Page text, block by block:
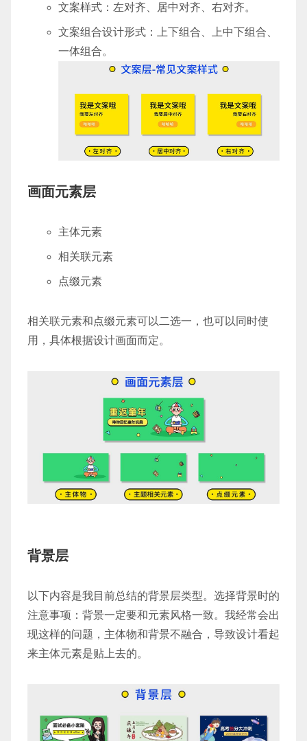
文案样式：左对齐、居中对齐、右对齐。
文案组合设计形式：上下组合、上中下组合、
一体组合。
画面元素层
主体元素
相关联元素
点缀元素
相关联元素和点缀元素可以二选一，也可以同时使
用，具体根据设计画面而定。
背景层
以下内容是我目前总结的背景层类型。选择背景时的
注意事项：背景一定要和元素风格一致。我经常会出
现这样的问题，主体物和背景不融合，导致设计看起
来主体元素是贴上去的。